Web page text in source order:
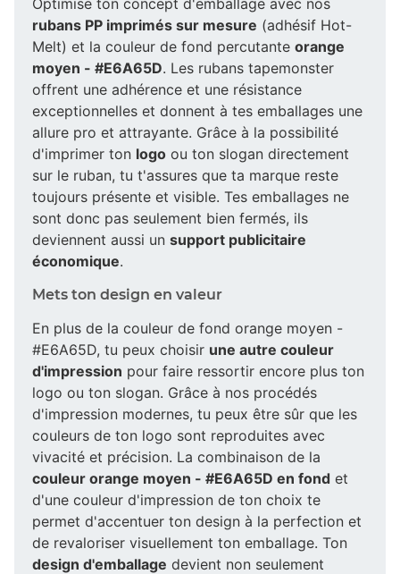
rubans PP imprimés sur mesure (adhésif Hot-
Melt) et la couleur de fond percutante orange
moyen - #E6A65D. Les rubans tapemonster
offrent une adhérence et une résistance
exceptionnelles et donnent à tes emballages une
allure pro et attrayante. Grâce à la possibilité
d'imprimer ton logo ou ton slogan directement
sur le ruban, tu t'assures que ta marque reste
toujours présente et visible. Tes emballages ne
sont donc pas seulement bien fermés, ils
deviennent aussi un support publicitaire
économique.
Mets ton design en valeur
En plus de la couleur de fond orange moyen -
#E6A65D, tu peux choisir une autre couleur
d'impression pour faire ressortir encore plus ton
logo ou ton slogan. Grâce à nos procédés
d'impression modernes, tu peux être sûr que les
couleurs de ton logo sont reproduites avec
vivacité et précision. La combinaison de la
couleur orange moyen - #E6A65D en fond et
d'une couleur d'impression de ton choix te
permet d'accentuer ton design à la perfection et
de revaloriser visuellement ton emballage. Ton
design d'emballage devient non seulement